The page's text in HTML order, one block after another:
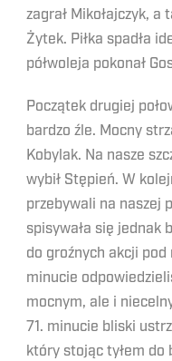
zagrał Mikołajczyk, a
Żytek. Piłka spadła
półwoleja pokonał
Początek drugiej
bardzo źle. Mocny
Kobylak. Na nasze
wybił Stępień. W
przebywali na naszej
spisywała się jednak
do groźnych akcji
minucie
mocnym, ale i
71. minucie bliski
który stojąc tyłem do